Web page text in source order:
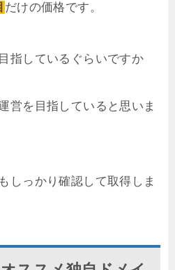
だけの価格です。
指しているぐらいですか
営を目指していると思いま
しっかり確認して取得しま